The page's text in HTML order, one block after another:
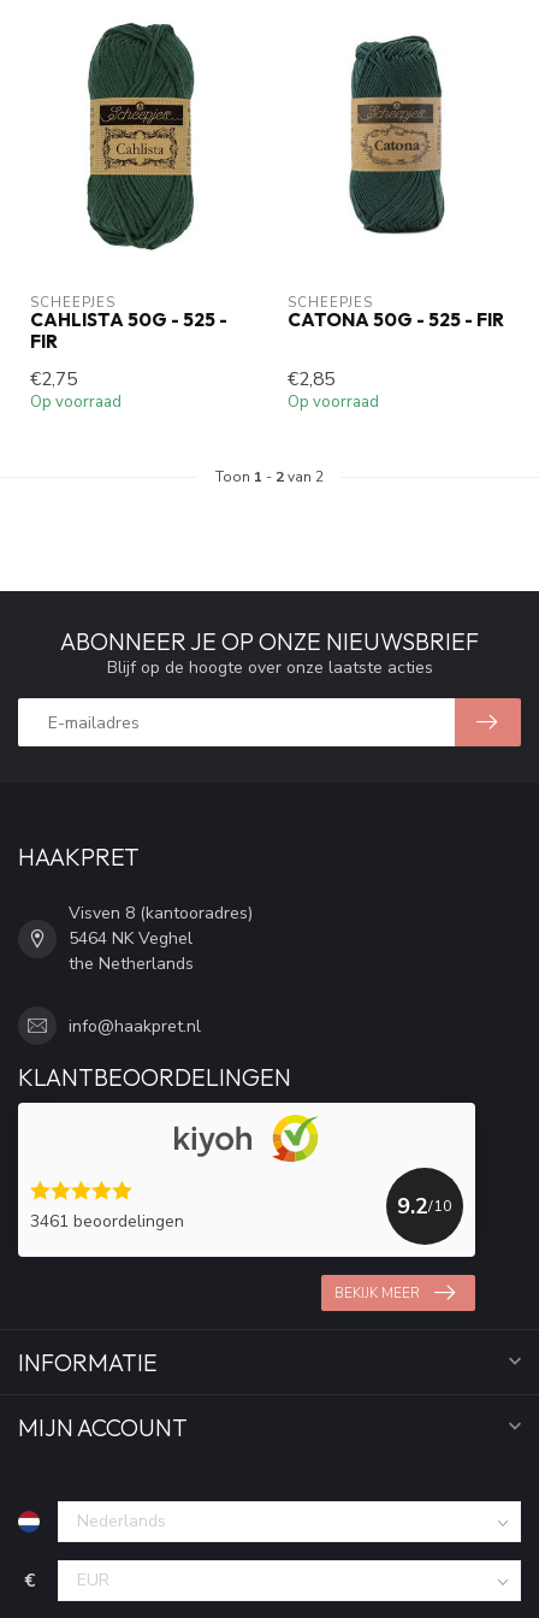
SCHEEPJES
CAHLISTA 50G - 525 -
FIR
€2,75
Op voorraad
SCHEEPJES
CATONA 50G - 525 - FIR
€2,85
Op voorraad
Toon 1 - 2van 2
ABONNEER JE OP ONZE NIEUWSBRIEF
Blijf op de hoogte over onze laatste acties
HAAKPRET
Visven 8 (kantooradres)
5464 NK Veghel
the Netherlands
info@haakpret.nl
KLANTBEOORDELINGEN
3461 beoordelingen
9.2/10
BEKIJK MEER
INFORMATIE
MIJN ACCOUNT
€